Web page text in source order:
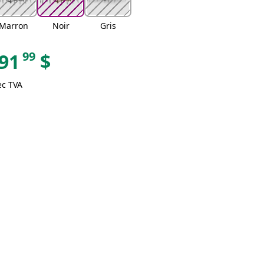
Noir Gris
99 $
TVA